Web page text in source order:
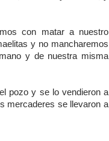
con matar a nuestro
y no mancharemos
y de nuestra misma
pozo y se lo vendieron a
mercaderes se llevaron a